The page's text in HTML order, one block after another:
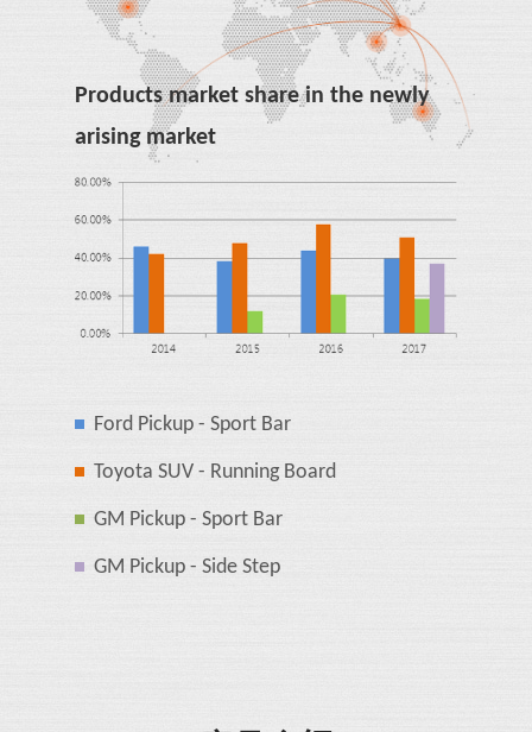
Products market share in the newly
arising market
Ford Pickup - Sport Bar
Toyota SUV - Running Board
GM Pickup - Sport Bar
GM Pickup - Side Step